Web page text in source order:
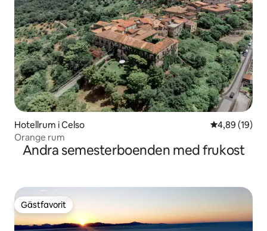
Hotellrum i Celso 4,89 av 5 i
4,89 (19)
Orange rum
Andra semesterboenden med frukost
Gästfavorit
Gästfavorit